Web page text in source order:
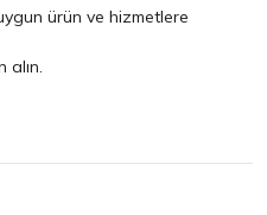
ürün ve hizmetlere
alın.